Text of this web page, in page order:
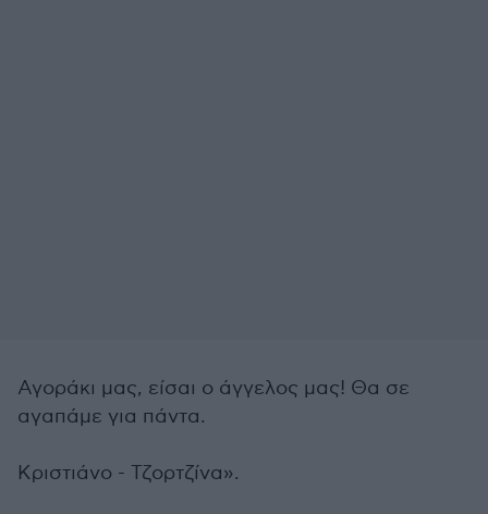
Αγοράκι μας, είσαι ο άγγελος μας! Θα σε
αγαπάμε για πάντα.
Κριστιάνο - Τζορτζίνα».